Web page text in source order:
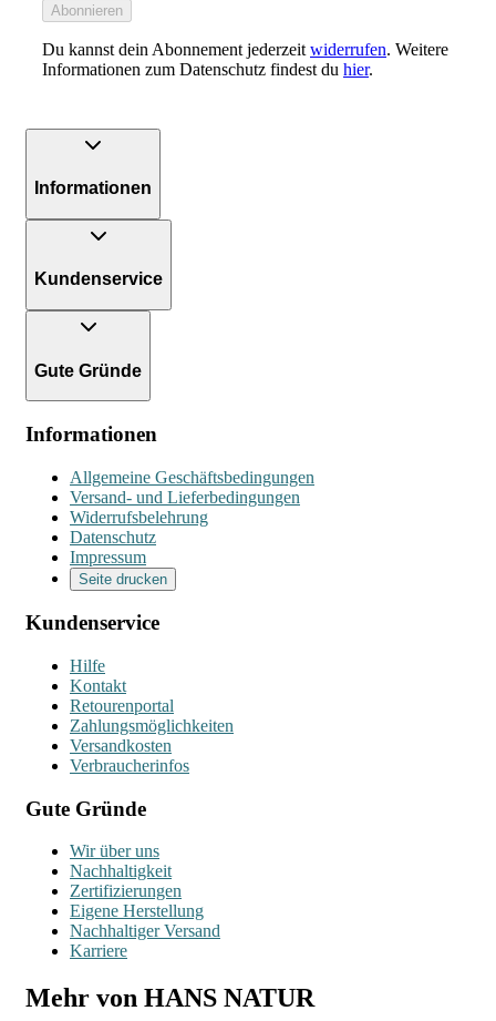
Abonnieren
Du kannst dein Abonnement jederzeit widerrufen. Weitere
Informationen zum Datenschutz findest du hier.
Informationen
Kundenservice
Gute Gründe
Informationen
Allgemeine Geschäftsbedingungen
Versand- und Lieferbedingungen
Widerrufsbelehrung
Datenschutz
Impressum
Seite drucken
Kundenservice
Hilfe
Kontakt
Retourenportal
Zahlungsmöglichkeiten
Versandkosten
Verbraucherinfos
Gute Gründe
Wir über uns
Nachhaltigkeit
Zertifizierungen
Eigene Herstellung
Nachhaltiger Versand
Karriere
Mehr von HANS NATUR